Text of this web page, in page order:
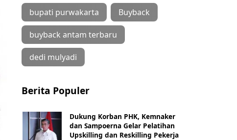
bupati purwakarta Buyback
buyback antam terbaru
dedi mulyadi
Berita Populer
Dukung Korban PHK, Kemnaker
dan Sampoerna Gelar Pelatihan
Upskilling dan Reskilling Pekerja